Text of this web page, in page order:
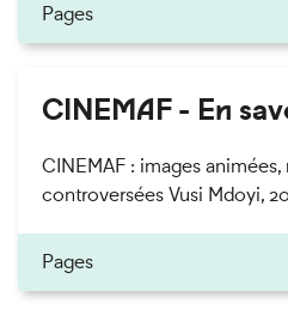
Pages
CINEMAF - En
CINEMAF : images
controversées Vusi Mdoyi,
Pages